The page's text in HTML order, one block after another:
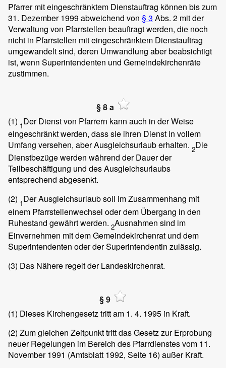
Pfarrer mit eingeschränktem Dienstauftrag können bis zum
31. Dezember 1999 abweichend von § 3 Abs. 2 mit der
Verwaltung von Pfarrstellen beauftragt werden, die noch
nicht in Pfarrstellen mit eingeschränktem Dienstauftrag
umgewandelt sind, deren Umwandlung aber beabsichtigt
ist, wenn Superintendenten und Gemeindekirchenräte
zustimmen.
§ 8 a
(1) 1Der Dienst von Pfarrern kann auch in der Weise
eingeschränkt werden, dass sie ihren Dienst in vollem
Umfang versehen, aber Ausgleichsurlaub erhalten. 2Die
Dienstbezüge werden während der Dauer der
Teilbeschäftigung und des Ausgleichsurlaubs
entsprechend abgesenkt.
(2) 1Der Ausgleichsurlaub soll im Zusammenhang mit
einem Pfarrstellenwechsel oder dem Übergang in den
Ruhestand gewährt werden. 2Ausnahmen sind im
Einvernehmen mit dem Gemeindekirchenrat und dem
Superintendenten oder der Superintendentin zulässig.
(3) Das Nähere regelt der Landeskirchenrat.
§ 9
(1) Dieses Kirchengesetz tritt am 1. 4. 1995 in Kraft.
(2) Zum gleichen Zeitpunkt tritt das Gesetz zur Erprobung
neuer Regelungen im Bereich des Pfarrdienstes vom 11.
November 1991 (Amtsblatt 1992, Seite 16) außer Kraft.